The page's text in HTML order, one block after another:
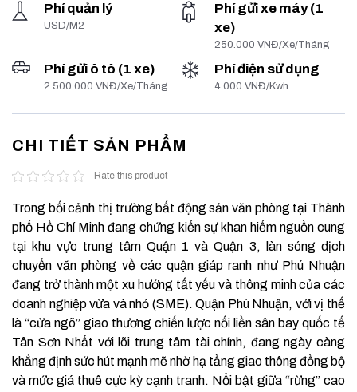
Phí quản lý
USD/M2
Phí gửi xe máy (1
xe)
250.000 VNĐ/Xe/Tháng
Phí gửi ô tô (1 xe)
2.500.000 VNĐ/Xe/Tháng
Phí điện sử dụng
4.000 VNĐ/Kwh
CHI TIẾT SẢN PHẨM
Rate this product
Trong bối cảnh thị trường bất động sản văn phòng tại Thành
phố Hồ Chí Minh đang chứng kiến sự khan hiếm nguồn cung
tại khu vực trung tâm Quận 1 và Quận 3, làn sóng dịch
chuyển văn phòng về các quận giáp ranh như Phú Nhuận
đang trở thành một xu hướng tất yếu và thông minh của các
doanh nghiệp vừa và nhỏ (SME). Quận Phú Nhuận, với vị thế
là “cửa ngõ” giao thương chiến lược nối liền sân bay quốc tế
Tân Sơn Nhất với lõi trung tâm tài chính, đang ngày càng
khẳng định sức hút mạnh mẽ nhờ hạ tầng giao thông đồng bộ
và mức giá thuê cực kỳ cạnh tranh. Nổi bật giữa “rừng” cao